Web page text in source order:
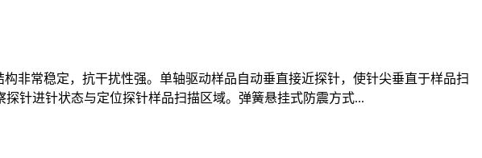
非常稳定，抗干扰性强。单轴驱动样品自动垂直接近探针，使针尖垂直于样品扫
针进针状态与定位探针样品扫描区域。弹簧悬挂式防震方式...